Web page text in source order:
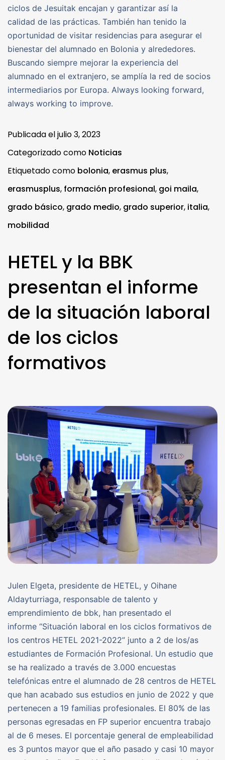
ciclos de Jesuitak encajan y garantizar así la
calidad de las prácticas. También han tenido la
oportunidad de visitar residencias para asegurar el
bienestar del alumnado en Bolonia y alrededores.
Buscando siempre mejorar la experiencia del
alumnado en el extranjero, se amplía la red de socios
intermediarios por Europa. Always looking forward,
always working to improve.
Publicada eljulio 3, 2023
Categorizado como Noticias
Etiquetado como bolonia, erasmus plus,
erasmusplus, formación profesional, goi maila,
grado básico, grado medio, grado superior, italia,
mobilidad
HETEL y la BBK
presentan el informe
de la situación laboral
de los ciclos
formativos
Julen Elgeta, presidente de HETEL, y Oihane
Aldayturriaga, responsable de talento y
emprendimiento de bbk, han presentado el
informe “Situación laboral en los ciclos formativos de
los centros HETEL 2021-2022” junto a 2 de los/as
estudiantes de Formación Profesional. Un estudio que
se ha realizado a través de 3.000 encuestas
telefónicas entre el alumnado de 28 centros de HETEL
que han acabado sus estudios en junio de 2022 y que
pertenecen a 19 familias profesionales. El 80% de las
personas egresadas en FP superior encuentra trabajo
al de 6 meses. El porcentaje general de empleabilidad
es 3 puntos mayor que el año pasado y casi 10 mayor